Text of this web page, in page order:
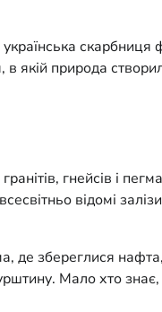
якій природа
гнейсів і
відомі
збереглися нафта,
Мало хто